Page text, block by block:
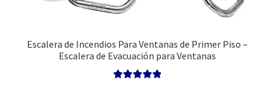
Escalera de Incendios Para Ventanas de Primer Piso –
Escalera de Evacuación para Ventanas